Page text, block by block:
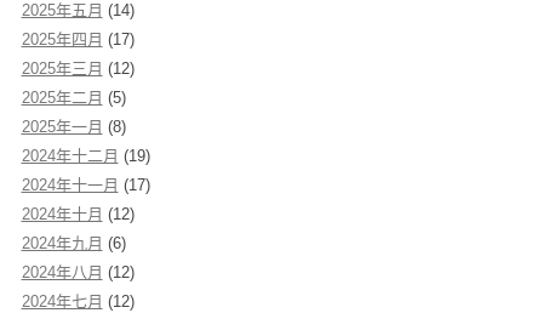
2025年五月 (14)
2025年四月 (17)
2025年三月 (12)
2025年二月 (5)
2025年一月 (8)
2024年十二月 (19)
2024年十一月 (17)
2024年十月 (12)
2024年九月 (6)
2024年八月 (12)
2024年七月 (12)